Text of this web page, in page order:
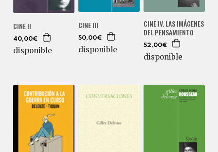
CINE II
40,00€
disponible
CINE III
50,00€
disponible
CINE IV. LAS IMÁGENES
DEL PENSAMIENTO
52,00€
disponible